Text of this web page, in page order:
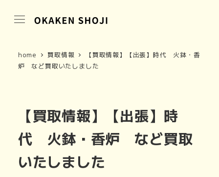
home 買取情報
【買取情報】【出張】時代 火鉢・香
炉 など買取いたしました
【買取情報】【出張】時
代 火鉢・香炉 など買取
いたしました